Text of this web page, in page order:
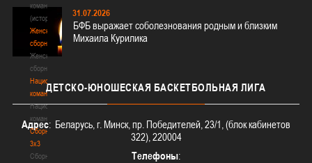
команда
(история)
Женские
сборные
Женские
сборные
Национальная
команда
Национальная
команда
Сборные
3х3
Сборные
31.07.2026
БФБ выражает соболезнования родным и близким
Михаила Курилика
ДЕТСКО-ЮНОШЕСКАЯ БАСКЕТБОЛЬНАЯ ЛИГА
Адрес: Беларусь, г. Минск, пр. Победителей, 23/1, (блок кабинетов
322), 220004
Телефоны: